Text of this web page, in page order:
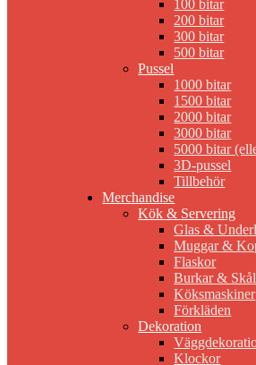
100 bitar
200 bitar
300 bitar
500 bitar
Pussel
1000 bitar
1500 bitar
2000 bitar
3000 bitar
5000 bitar
3D-pussel
Tillbehör
Merchandise
Kök & Servering
Glas &
Muggar &
Flaskor
Burkar &
Köksmaskiner
Förkläden
Dekoration
Klockor